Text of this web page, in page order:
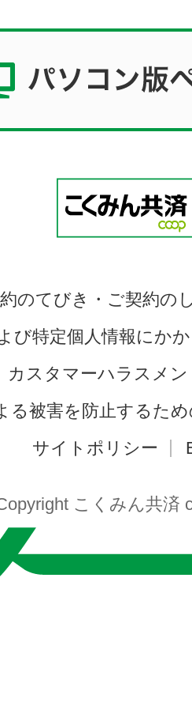
のてびき・ご契約の
び特定個人情報にか
カスタマーハラスメ
る被害を防止するた
サイトポリシー
こくみん共済